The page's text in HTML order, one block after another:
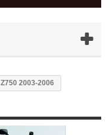
Z750 2003-2006